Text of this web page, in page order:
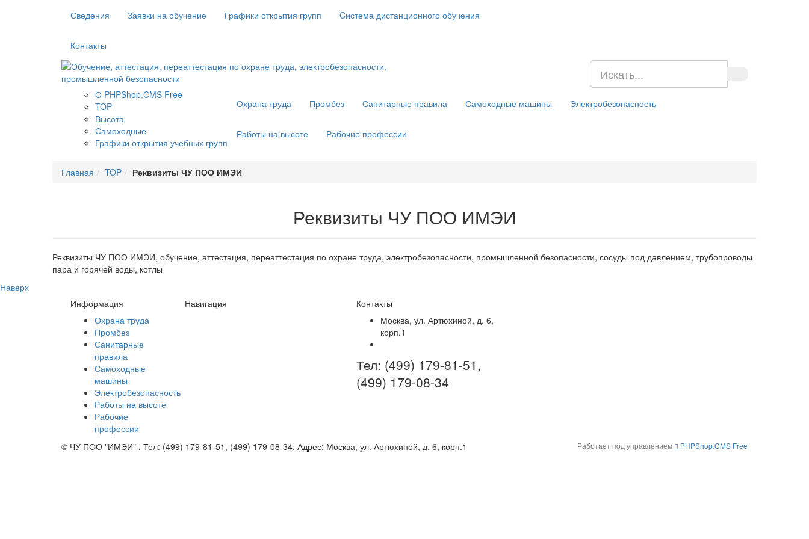
Сведения Заявки на обучение Графики открытия групп Cистема дистанционного обучения
Контакты
О PHPShop.CMS Free
TOP
Высота
Самоходные
Графики открытия учебных групп
Охрана труда Промбез Санитарные правила Самоходные машины Электробезопасность
Работы на высоте Рабочие профессии
Главная TOP Реквизиты ЧУ ПОО ИМЭИ
Реквизиты ЧУ ПОО ИМЭИ
Реквизиты ЧУ ПОО ИМЭИ, обучение, аттестация, переаттестация по охране труда, электробезопасности, промышленной безопасности, сосуды под давлением, трубопроводы
пара и горячей воды, котлы
Наверх
Информация
Охрана труда
Промбез
Санитарные
правила
Самоходные
машины
Электробезопасность
Работы на высоте
Рабочие
профессии
Навигация
Контакты
Москва, ул. Артюхиной, д. 6,
корп.1
Тел: (499) 179-81-51,
(499) 179-08-34
Работает под управлением PHPShop.CMS Free
© ЧУ ПОО "ИМЭИ" , Тел: (499) 179-81-51, (499) 179-08-34, Адрес: Москва, ул. Артюхиной, д. 6, корп.1